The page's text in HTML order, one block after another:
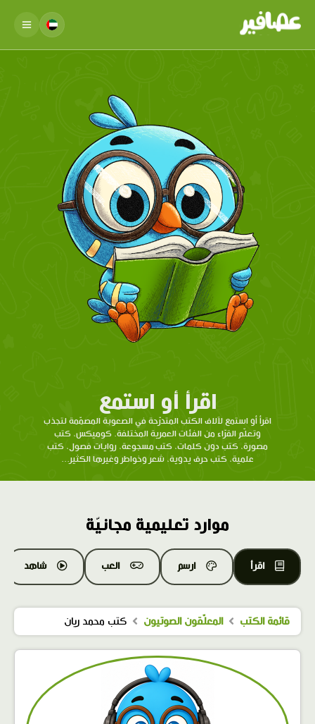
اقرأ أو استمع
اقرأ أو استمع لآلاف الكتب المتدرّحة في الصعوبة المصمّمة لتجذب
وتعلّم القرّاء من الفئات العمرية المختلفة. كوميكس، كتب
مصورة، كتب دون كلمات، كتب مسجوعة، روايات فصول، كتب
علمية، كتب حرف يدوية، شعر وخواطر وغيرها الكثير...
موارد تعليمية مجانيّة
اقرأ ارسم العب شاهد
قائمة الكتب المعلّقون الصوتيون كتب محمد ريان